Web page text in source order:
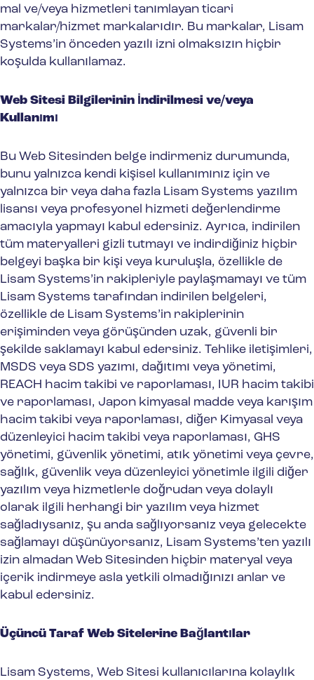
mal ve/veya hizmetleri tanımlayan ticari
markalar/hizmet markalarıdır. Bu markalar, Lisam
Systems’in önceden yazılı izni olmaksızın hiçbir
koşulda kullanılamaz.
Web Sitesi Bilgilerinin İndirilmesi ve/veya
Kullanımı
Bu Web Sitesinden belge indirmeniz durumunda,
bunu yalnızca kendi kişisel kullanımınız için ve
yalnızca bir veya daha fazla Lisam Systems yazılım
lisansı veya profesyonel hizmeti değerlendirme
amacıyla yapmayı kabul edersiniz. Ayrıca, indirilen
tüm materyalleri gizli tutmayı ve indirdiğiniz hiçbir
belgeyi başka bir kişi veya kuruluşla, özellikle de
Lisam Systems’in rakipleriyle paylaşmamayı ve tüm
Lisam Systems tarafından indirilen belgeleri,
özellikle de Lisam Systems’in rakiplerinin
erişiminden veya görüşünden uzak, güvenli bir
şekilde saklamayı kabul edersiniz. Tehlike iletişimleri,
MSDS veya SDS yazımı, dağıtımı veya yönetimi,
REACH hacim takibi ve raporlaması, IUR hacim takibi
ve raporlaması, Japon kimyasal madde veya karışım
hacim takibi veya raporlaması, diğer Kimyasal veya
düzenleyici hacim takibi veya raporlaması, GHS
yönetimi, güvenlik yönetimi, atık yönetimi veya çevre,
sağlık, güvenlik veya düzenleyici yönetimle ilgili diğer
yazılım veya hizmetlerle doğrudan veya dolaylı
olarak ilgili herhangi bir yazılım veya hizmet
sağladıysanız, şu anda sağlıyorsanız veya gelecekte
sağlamayı düşünüyorsanız, Lisam Systems’ten yazılı
izin almadan Web Sitesinden hiçbir materyal veya
içerik indirmeye asla yetkili olmadığınızı anlar ve
kabul edersiniz.
Üçüncü Taraf Web Sitelerine Bağlantılar
Lisam Systems, Web Sitesi kullanıcılarına kolaylık